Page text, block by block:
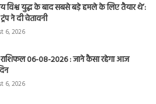
विश्व युद्ध के बाद सबसे बड़े हमले के लिए तैयार थे’:
ने दी चेतावनी
6, 2026
06-08-2026 : जाने कैसा रहेगा आज
6, 2026